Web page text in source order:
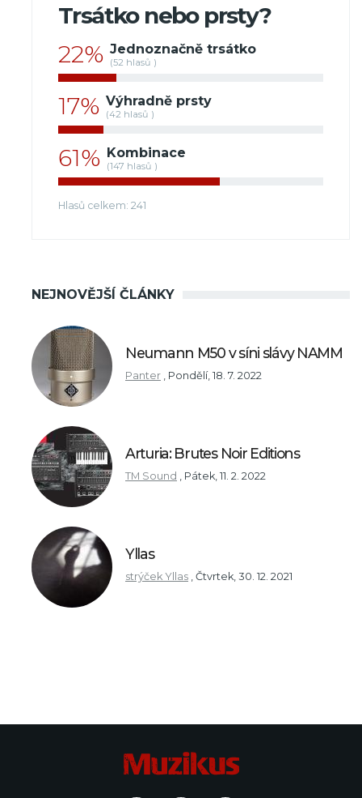
Trsátko nebo prsty?
22% Jednoznačně trsátko
(52 hlasů )
17% Výhradně prsty
(42 hlasů )
61% Kombinace
(147 hlasů )
Hlasů celkem: 241
NEJNOVĚJŠÍ ČLÁNKY
Neumann M50 v síni slávy NAMM
Panter Pondělí, 18. 7. 2022
Arturia: Brutes Noir Editions
TM Sound Pátek, 11. 2. 2022
Yllas
strýček Yllas Čtvrtek, 30. 12. 2021